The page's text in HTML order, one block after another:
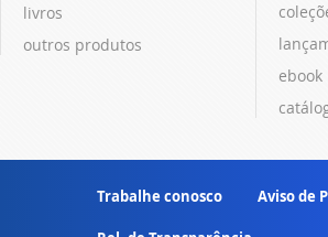
livros
outros produtos
ebook
Trabalhe conosco Aviso de